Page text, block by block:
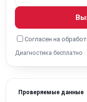
Не работает
Не работает
Заклинило /
Согласен на
Диагностика бесплатно
Проверяемые данные